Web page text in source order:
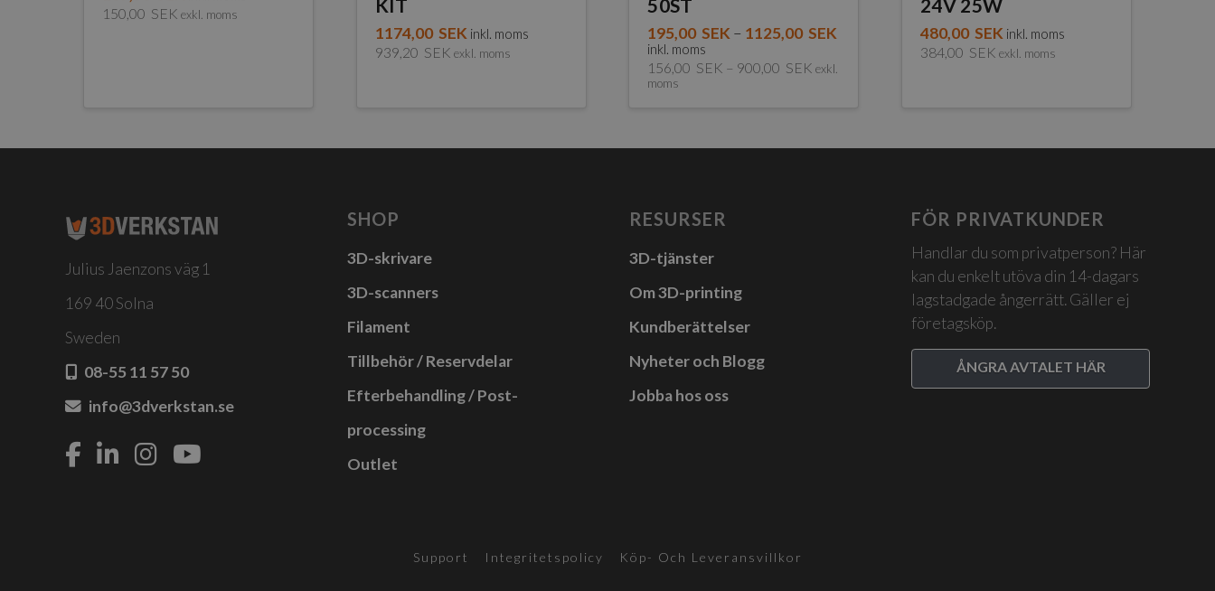
150,00 SEK exkl. moms
KIT
1174,00 SEK inkl. moms
939,20 SEK exkl. moms
50ST
195,00 SEK – 1125,00 SEK
inkl. moms
156,00 SEK – 900,00 SEK exkl.
moms
produkten
De
olika
kan
väljas
på
24V 25W
480,00 SEK inkl. moms
384,00 SEK exkl. moms
Julius Jaenzons väg 1
169 40 Solna
Sweden
08-55 11 57 50
info@3dverkstan.se
SHOP
3D-skrivare
3D-scanners
Filament
Tillbehör / Reservdelar
Efterbehandling / Post-
processing
Outlet
RESURSER
3D-tjänster
Om 3D-printing
Kundberättelser
Nyheter och Blogg
Jobba hos oss
FÖR PRIVATKUNDER
Handlar du som privatperson? Här
kan du enkelt utöva din 14-dagars
lagstadgade ångerrätt. Gäller ej
företagsköp.
ÅNGRA AVTALET HÄR
Support Integritetspolicy Köp- Och Leveransvillkor